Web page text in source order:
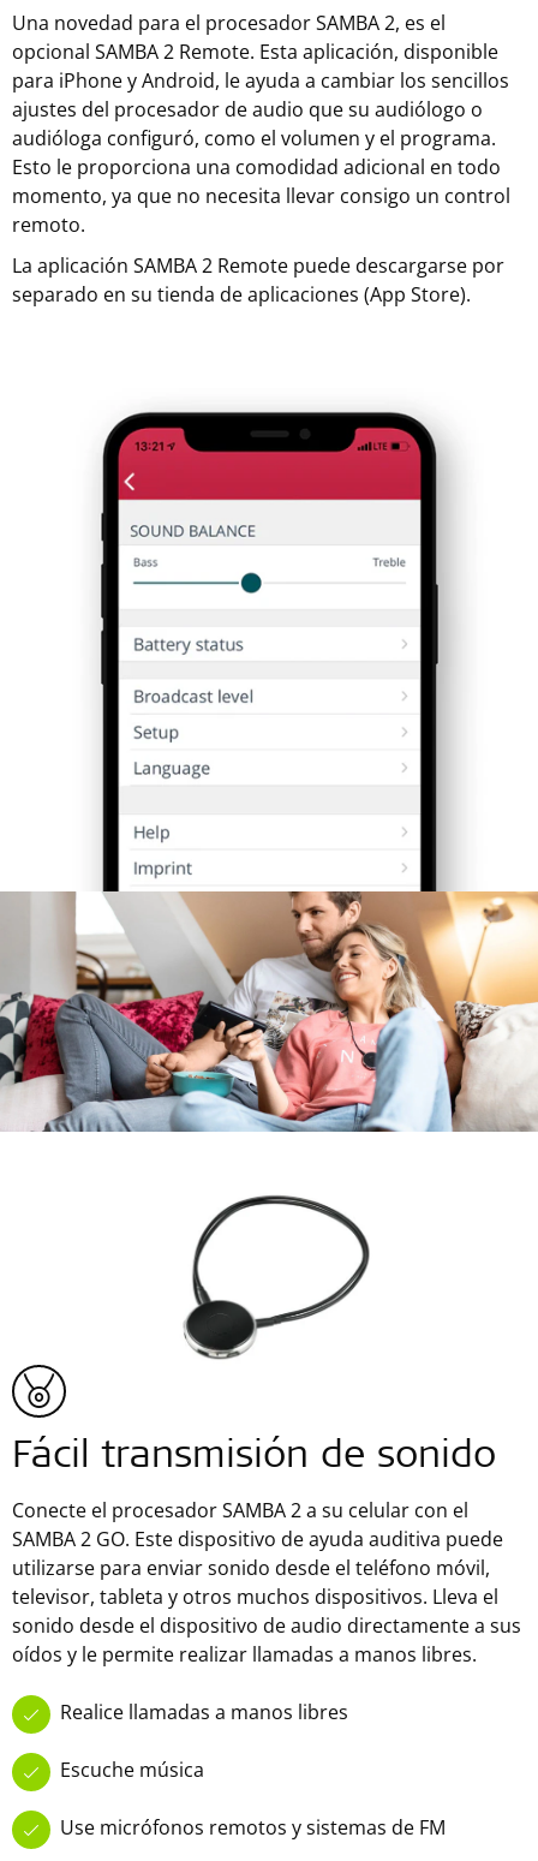
Una novedad para el procesador SAMBA 2, es el
opcional SAMBA 2 Remote. Esta aplicación, disponible
para iPhone y Android, le ayuda a cambiar los sencillos
ajustes del procesador de audio que su audiólogo o
audióloga configuró, como el volumen y el programa.
Esto le proporciona una comodidad adicional en todo
momento, ya que no necesita llevar consigo un control
remoto.
La aplicación SAMBA 2 Remote puede descargarse por
separado en su tienda de aplicaciones (App Store).
Fácil transmisión de sonido
Conecte el procesador SAMBA 2 a su celular con el
SAMBA 2 GO. Este dispositivo de ayuda auditiva puede
utilizarse para enviar sonido desde el teléfono móvil,
televisor, tableta y otros muchos dispositivos. Lleva el
sonido desde el dispositivo de audio directamente a sus
oídos y le permite realizar llamadas a manos libres.
Realice llamadas a manos libres
Escuche música
Use micrófonos remotos y sistemas de FM